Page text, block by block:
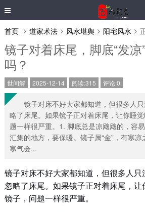
首页 道家术法 风水堪舆 阳宅风水
镜子对着床尾，脚底“发
吗？
世间解 2025-12-14 阅读:315 评论:0
镜子对床不好大家都知道，但很多人
略了床尾。如果镜子正对着床尾，让你睡
题一样很严重。1. 脚底总是凉飕飕的，容
汇集的地方，要保暖。镜子属“金”，有寒凉
寒气会...
镜子对床不好大家都知道，但很多人只
忽略了床尾。如果镜子正对着床尾，
镜子，问题一样很严重。